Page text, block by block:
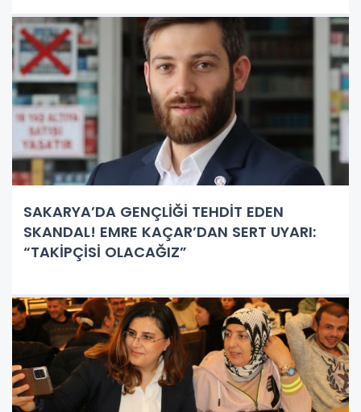
SAKARYA’DA GENÇLİĞİ TEHDİT EDEN
SKANDAL! EMRE KAÇAR’DAN SERT UYARI:
“TAKİPÇİSİ OLACAĞIZ”